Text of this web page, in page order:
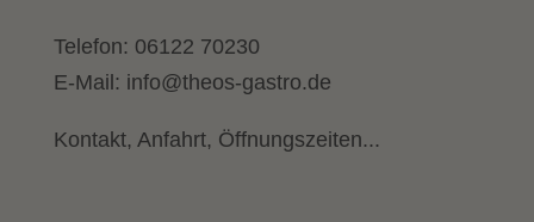
Telefon: 06122 70230
E-Mail: info@theos-gastro.de
Kontakt, Anfahrt, Öffnungszeiten...